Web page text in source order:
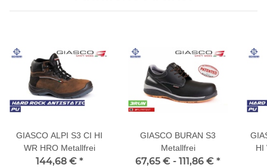
GIASCO ALPI S3 CI HI
WR HRO Metallfrei
144,68 € *
GIASCO BURAN S3
Metallfrei
67,65 € - 111,86 € *
HI